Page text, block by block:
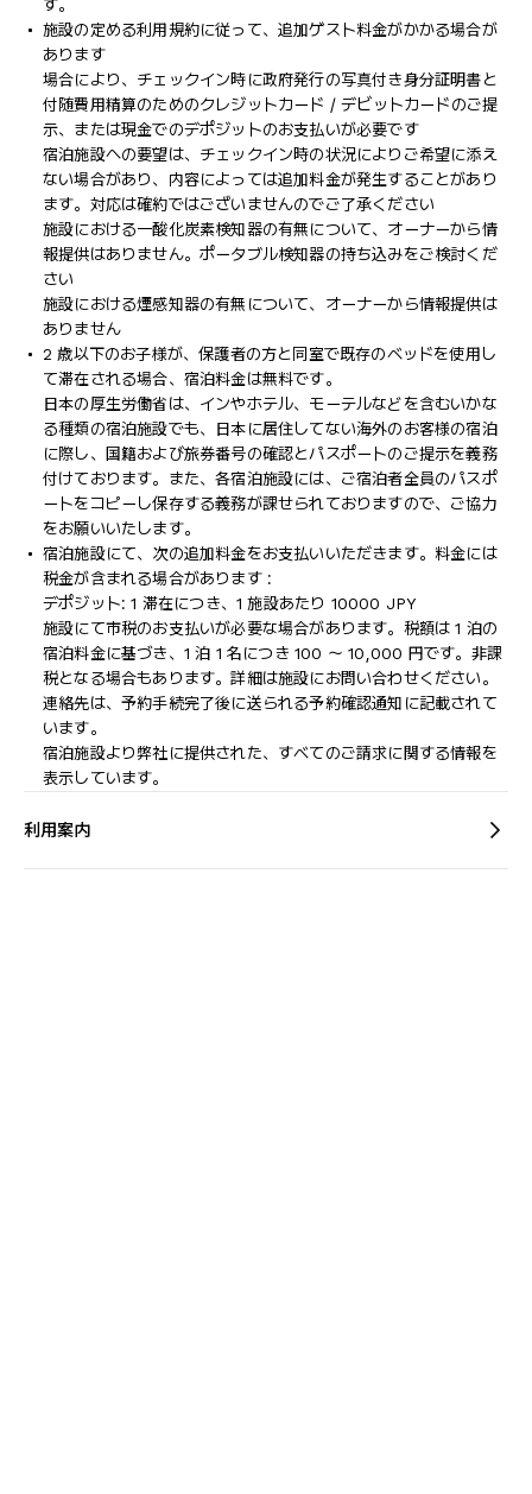
す。
施設の定める利用規約に従って、追加ゲスト料金がかかる場合が
あります
場合により、チェックイン時に政府発行の写真付き身分証明書と
付随費用精算のためのクレジットカード / デビットカードのご提
示、または現金でのデポジットのお支払いが必要です
宿泊施設への要望は、チェックイン時の状況によりご希望に添え
ない場合があり、内容によっては追加料金が発生することがあり
ます。対応は確約ではございませんのでご了承ください
施設における一酸化炭素検知器の有無について、オーナーから情
報提供はありません。ポータブル検知器の持ち込みをご検討くだ
さい
施設における煙感知器の有無について、オーナーから情報提供は
ありません
2 歳以下のお子様が、保護者の方と同室で既存のベッドを使用し
て滞在される場合、宿泊料金は無料です。
日本の厚生労働省は、インやホテル、モーテルなどを含むいかな
る種類の宿泊施設でも、日本に​居住してない海外のお客様の宿泊
に際し、国籍および旅券番号の確認とパスポートのご提示を義務
付け​ております。また、各宿泊施設には、ご宿泊者全員のパスポ
ートをコピーし保存する義務が課せられておりますの​で、ご協力
をお願いいたします。
宿泊施設にて、次の追加料金をお支払いいただきます。料金には
税金が含まれる場合があります :
デポジット: 1 滞在につき、1 施設あたり 10000 JPY
施設にて市税のお支払いが必要な場合があります。税額は 1 泊の
宿泊料金に基づき、1 泊 1 名につき 100 ～ 10,000 円です。非課
税となる場合もあります。詳細は施設にお問い合わせください。
連絡先は、予約手続完了後に送られる予約確認通知に記載されて
います。
宿泊施設より弊社に提供された、すべてのご請求に関する情報を
表示しています。
利用案内